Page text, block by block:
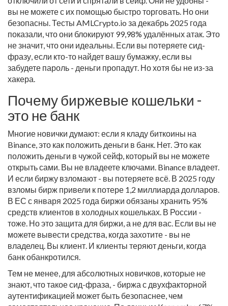
вы не можете с их помощью быстро торговать. Но они
безопасны. Тесты AMLCrypto.io за декабрь 2025 года
показали, что они блокируют 99,98% удалённых атак. Это
не значит, что они идеальны. Если вы потеряете сид-
фразу, если кто-то найдет вашу бумажку, если вы
забудете пароль - деньги пропадут. Но хотя бы не из-за
хакера.
Почему биржевые кошельки -
это не банк
Многие новички думают: если я кладу биткоины на
Binance, это как положить деньги в банк. Нет. Это как
положить деньги в чужой сейф, который вы не можете
открыть сами. Вы не владеете ключами. Binance владеет.
И если биржу взломают - вы потеряете всё. В 2025 году
взломы бирж привели к потере 1,2 миллиарда долларов.
В ЕС с января 2025 года биржи обязаны хранить 95%
средств клиентов в холодных кошельках. В России -
тоже. Но это защита для биржи, а не для вас. Если вы не
можете вывести средства, когда захотите - вы не
владелец. Вы клиент. И клиенты теряют деньги, когда
банк обанкротился.
Тем не менее, для абсолютных новичков, которые не
знают, что такое сид-фраза, - биржа с двухфакторной
аутентификацией может быть безопаснее, чем